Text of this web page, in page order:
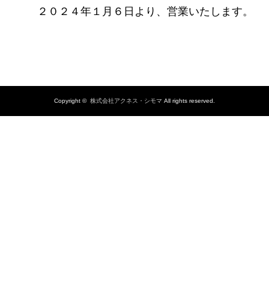
２０２４年１月６日より、営業いたします。
Copyright © 株式会社アクネス・シモマ All rights reserved.